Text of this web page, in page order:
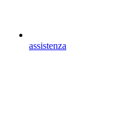
assistenza